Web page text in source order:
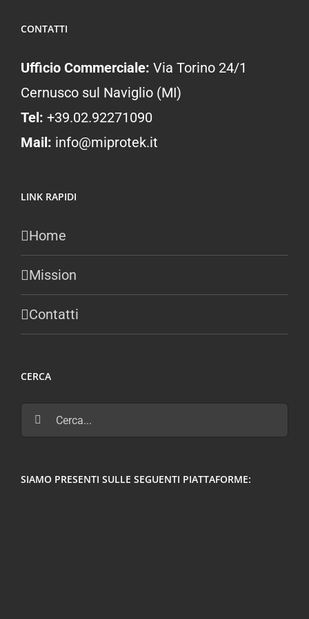
CONTATTI
Ufficio Commerciale: Via Torino 24/1
Cernusco sul Naviglio (MI)
Tel: +39.02.92271090
Mail: info@miprotek.it
LINK RAPIDI
Home
Mission
Contatti
CERCA
Cerca
per:
SIAMO PRESENTI SULLE SEGUENTI PIATTAFORME: